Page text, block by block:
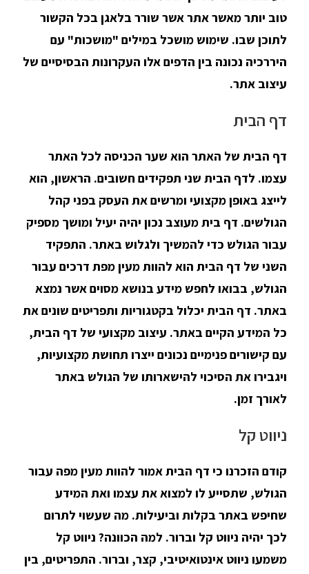
טוב יותר מאשר אתר אשר שורר בלאגן בכל הקשור
לתוכן שבו. שימוש מושכל במילים "מושכות" עם
היררכיה נכונה בין הדפים אלו העקרונות הבסיסיים של
עיצוב אתר.
דף הבית
דף הבית של האתר הוא שער הכניסה לכל האתר
עצמו. לדף הבית שני תפקידים חשובים. הראשון, הוא
לייצג באופן מקצועי ומרשים את העסק בפני קהל
הגולשים. דף בית מעוצב נכון יהיה יעיל ומושך מספיק
עבור הגולש כדי להמשיך ולגלוש באתר. התפקיד
השני של דף הבית הוא להוות מעין מפת דרכים עבור
הגולש, בבואו לחפש מידע בנושא מסוים אשר נמצא
באתר. דף הבית יכלול בקטגוריות ותפריטים שונים את
כל המידע הקיים באתר. עיצוב מקצועי של דף הבית,
עם קישורים פנימיים נכונים ייצרו תחושת מקצועיות,
ויגבירו את הסיכוי להישארותו של הגולש באתר
לאורך זמן.
ניווט קל
קודם הזכרנו כי דף הבית אמור להוות מעין מפה עבור
הגולש, שתסייע לו למצוא את עצמו ואת המידע
שחיפש באתר בקלות וביעילות. מה שעשוי לתרום
לכך יהיה ניווט קל וברור. למה הכוונה? ניווט קל
משמעו ניווט אינטואיטיבי, קצר, וברור. התפריטים, בין